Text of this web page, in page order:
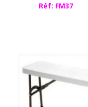
Réf: FM37